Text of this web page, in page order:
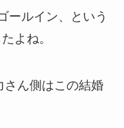
？馴れ初めや年
由も調査！
？結婚相手との
ールイン、という
よね。
さん側はこの結婚